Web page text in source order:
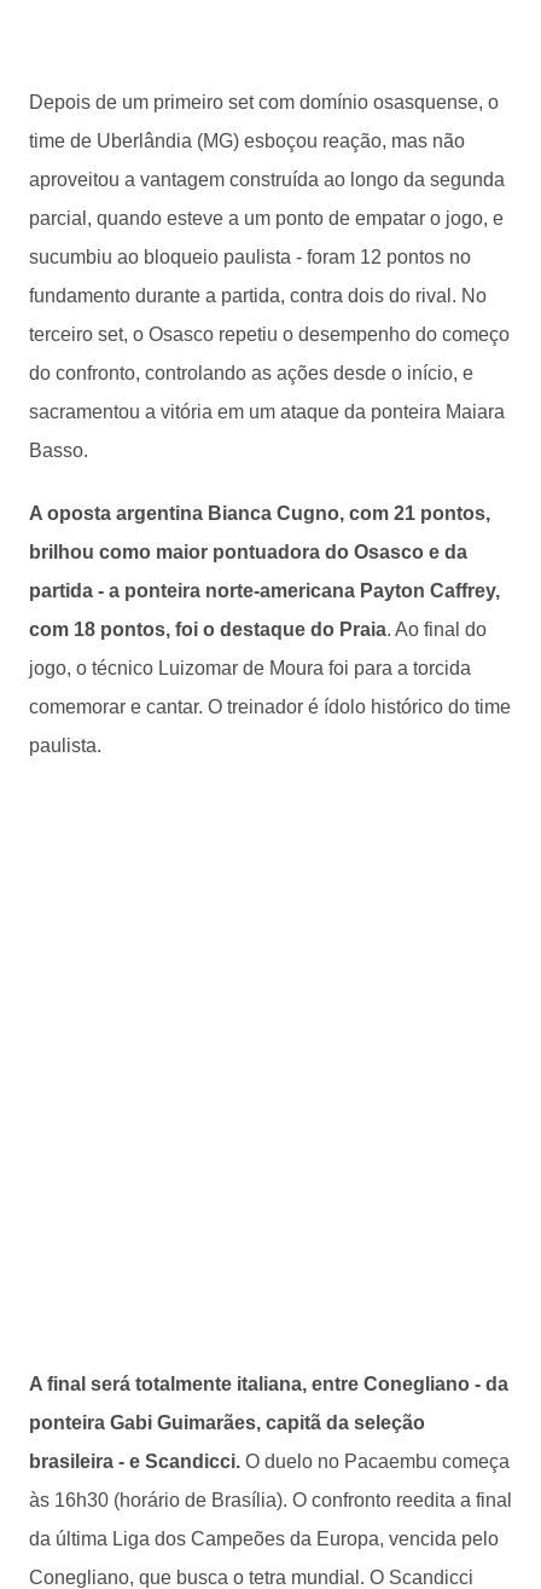
Depois de um primeiro set com domínio osasquense, o
time de Uberlândia (MG) esboçou reação, mas não
aproveitou a vantagem construída ao longo da segunda
parcial, quando esteve a um ponto de empatar o jogo, e
sucumbiu ao bloqueio paulista - foram 12 pontos no
fundamento durante a partida, contra dois do rival. No
terceiro set, o Osasco repetiu o desempenho do começo
do confronto, controlando as ações desde o início, e
sacramentou a vitória em um ataque da ponteira Maiara
Basso.
A oposta argentina Bianca Cugno, com 21 pontos,
brilhou como maior pontuadora do Osasco e da
partida - a ponteira norte-americana Payton Caffrey,
com 18 pontos, foi o destaque do Praia. Ao final do
jogo, o técnico Luizomar de Moura foi para a torcida
comemorar e cantar. O treinador é ídolo histórico do time
paulista.
A final será totalmente italiana, entre Conegliano - da
ponteira Gabi Guimarães, capitã da seleção
brasileira - e Scandicci. O duelo no Pacaembu começa
às 16h30 (horário de Brasília). O confronto reedita a final
da última Liga dos Campeões da Europa, vencida pelo
Conegliano, que busca o tetra mundial. O Scandicci